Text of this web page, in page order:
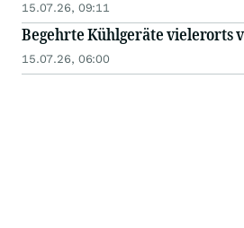
15.07.26, 09:11
Begehrte Kühlgeräte vielerorts
15.07.26, 06:00